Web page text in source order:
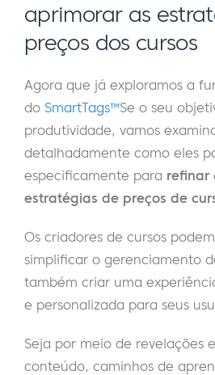
aprimorar as
preços dos cursos
Agora que já exploramos a
do SmartTags™Se o seu
produtividade, vamos
detalhadamente como eles
especificamente para refinar
estratégias de preços de
Os criadores de cursos
simplificar o gerenciamento
também criar uma
e personalizada para seus
Seja por meio de revelações
conteúdo, caminhos de